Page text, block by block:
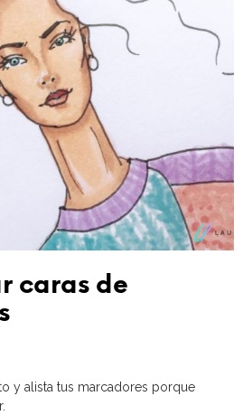
caras de
y alista tus marcadores porque